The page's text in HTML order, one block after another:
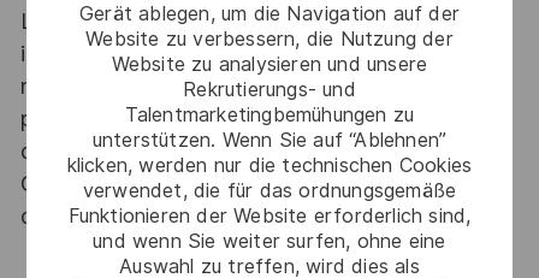
Gerät ablegen, um die Navigation auf der
Website zu verbessern, die Nutzung der
Website zu analysieren und unsere
Rekrutierungs- und
Talentmarketingbemühungen zu
unterstützen. Wenn Sie auf “Ablehnen”
klicken, werden nur die technischen Cookies
verwendet, die für das ordnungsgemäße
Funktionieren der Website erforderlich sind,
und wenn Sie weiter surfen, ohne eine
Auswahl zu treffen, wird dies als
Le poste pouvant nécessiter d'accéder à des
informations relevant du secret de la défense
nationale, la personne retenue fera l'objet d'une
procédure d’habilitation, conformément aux
dispositions des articles R.2311-1 et suivants du
Code de la défense et de l’IGI 1300 SGDSN/PSE
du 09 août 2021.